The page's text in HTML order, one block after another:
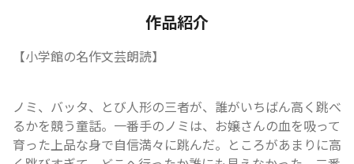
作品紹介
【小学館の名作文芸朗読】
ノミ、バッタ、とび人形の三者が、誰がいちばん高く跳べ
るかを競う童話。一番手のノミは、お嬢さんの血を吸って
育った上品な身で自信満々に跳んだ。ところがあまりに高